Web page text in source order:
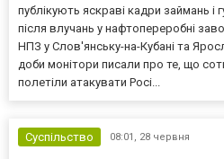
публікують яскраві кадри займань і
після влучань у нафтопереробні
НПЗ у Слов'янську-на-Кубані та
доби монітори писали про те, що
полетіли атакувати Росі...
Суспільство 08:01, 28 червня